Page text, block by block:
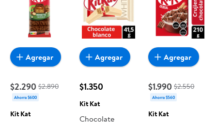
$2.290 $2.890
Ahorra $600
Kit Kat
Agregar
$1.350
Kit Kat
Chocolate
Agregar
$1.990 $2.550
Ahorra $560
Kit Kat
Agregar